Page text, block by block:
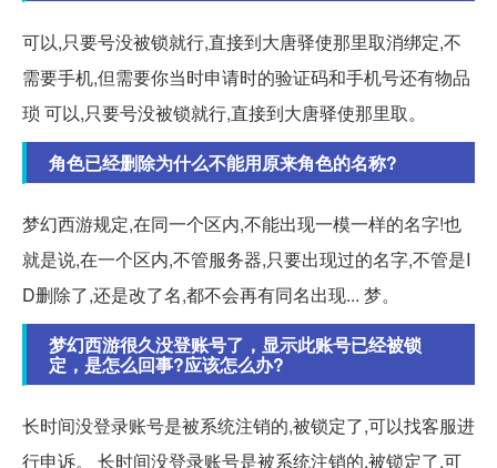
可以,只要号没被锁就行,直接到大唐驿使那里取消绑定,不
需要手机,但需要你当时申请时的验证码和手机号还有物品
琐 可以,只要号没被锁就行,直接到大唐驿使那里取。
角色已经删除为什么不能用原来角色的名称?
梦幻西游规定,在同一个区内,不能出现一模一样的名字!也
就是说,在一个区内,不管服务器,只要出现过的名字,不管是I
D删除了,还是改了名,都不会再有同名出现... 梦。
梦幻西游很久没登账号了，显示此账号已经被锁
定，是怎么回事?应该怎么办?
长时间没登录账号是被系统注销的,被锁定了,可以找客服进
行申诉。 长时间没登录账号是被系统注销的,被锁定了,可